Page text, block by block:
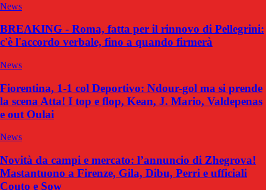
News
BREAKING - Roma, fatta per il rinnovo di Pellegrini:
c'è l'accordo verbale, fino a quando firmerà
News
Fiorentina, 1-1 col Deportivo: Ndour-gol ma si prende
la scena Atta! I top e flop, Kean, J. Mario, Valdepenas
e out Oulai
News
Novità da campi e mercato: l’annuncio di Zhegrova!
Mastantuono a Firenze, Gila, Dibu, Perri e ufficiali
Couto e Sow